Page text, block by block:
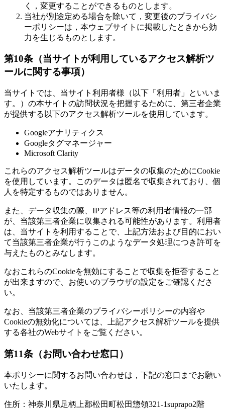
く，変更することができるものとします。
当社が別途定める場合を除いて，変更後のプライバシ
ーポリシーは，本ウェブサイトに掲載したときから効
力を生じるものとします。
第10条（当サイトが利用しているアクセス解析ツ
ールに関する事項）
当サイトでは、当サイト利用者様（以下「利用者」といいま
す。）の本サイトの訪問状況を把握するために、第三者企業
が提供する以下のアクセス解析ツールを使用しています。
Googleアナリティクス
Googleタグマネージャー
Microsoft Clarity
これらのアクセス解析ツールはデータの収集のためにCookie
を使用しています。このデータは匿名で収集されており、個
人を特定するものではありません。
また、データ収集の際、IPアドレス等の利用者情報の一部
が、当該第三者企業に収集される可能性があります。利用者
は、当サイトを利用することで、上記方法および目的におい
て当該第三者企業が行うこのようなデータ処理につき許可を
与えたものとみなします。
なおこれらのCookieを無効にすることで収集を拒否すること
が出来ますので、お使いのブラウザの設定をご確認くださ
い。
なお、当該第三者企業のプライバシーポリシーの内容や
Cookieの無効化については、上記アクセス解析ツールを提供
する各社のWebサイトをご覧ください。
第11条（お問い合わせ窓口）
本ポリシーに関するお問い合わせは，下記の窓口までお願い
いたします。
住所：神奈川県足柄上郡松田町松田惣領321-1suprapo2階